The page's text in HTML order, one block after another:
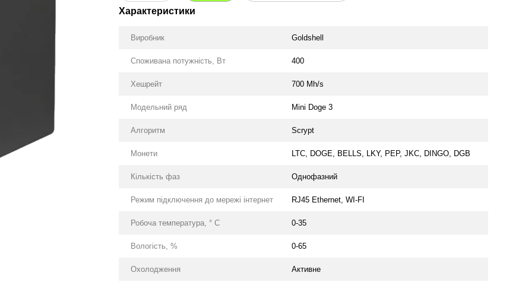
Характеристики
Виробник Goldshell
Споживана потужність, Вт 400
Хешрейт 700 Mh/s
Модельний ряд Mini Doge 3
Алгоритм Scrypt
Монети LTC, DOGE, BELLS, LKY, PEP, JKC, DINGO, DGB
Кількість фаз Oднофазний
Режим підключення до мережі інтернет RJ45 Ethernet, WI-FI
Робоча температура, ° С 0-35
Вологість, % 0-65
Охолодження Активне